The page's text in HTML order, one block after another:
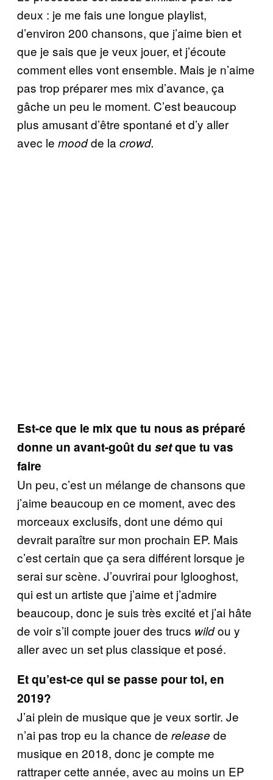
deux : je me fais une longue playlist,
d’environ 200 chansons, que j’aime bien et
que je sais que je veux jouer, et j’écoute
comment elles vont ensemble. Mais je n’aime
pas trop préparer mes mix d’avance, ça
gâche un peu le moment. C’est beaucoup
plus amusant d’être spontané et d’y aller
avec le moodde la crowd.
Est-ce que le mix que tu nous as préparé
donne un avant-goût du setque tu vas
faire
Un peu, c’est un mélange de chansons que
j’aime beaucoup en ce moment, avec des
morceaux exclusifs, dont une démo qui
devrait paraître sur mon prochain EP. Mais
c’est certain que ça sera différent lorsque je
serai sur scène. J’ouvrirai pour Iglooghost,
qui est un artiste que j’aime et j’admire
beaucoup, donc je suis très excité et j’ai hâte
de voir s’il compte jouer des trucs wildou y
aller avec un set plus classique et posé.
Et qu’est-ce qui se passe pour toi, en
2019?
J’ai plein de musique que je veux sortir. Je
n’ai pas trop eu la chance de release de
musique en 2018, donc je compte me
rattraper cette année, avec au moins un EP